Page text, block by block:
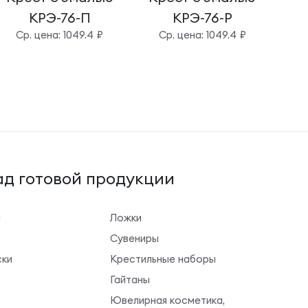
КРЭ-76-П
Cр. цена: 1049.4 ₽
КРЭ-76-Р
Cр. цена: 1049.4 ₽
готовой продукции
Ложки
Сувениры
Крестильные наборы
Гайтаны
Ювелирная косметика,